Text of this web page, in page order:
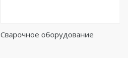
Сварочное оборудование